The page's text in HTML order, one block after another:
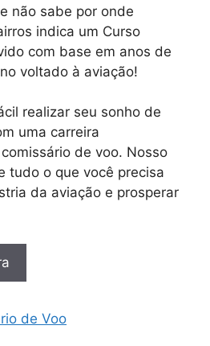
não sabe por onde
indica um Curso
com base em anos de
voltado à aviação!
realizar seu sonho de
uma carreira
de voo. Nosso
tudo o que você precisa
da aviação e prosperar
de Voo